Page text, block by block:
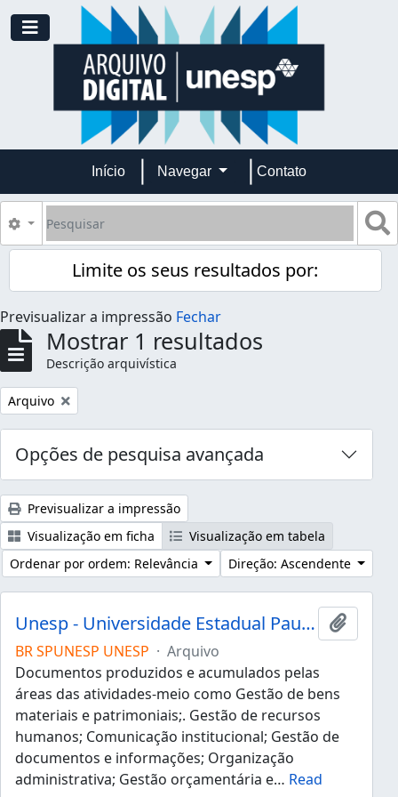
Skip to main content
Toggle navigation
Início Navegar Contato
Pesquisar
Opções de busca
Limite os seus resultados por:
Previsualizar a impressão Fechar
Mostrar 1 resultados
Descrição arquivística
Remover filtro:
Arquivo
Opções de pesquisa avançada
Previsualizar a impressão
Visualização em ficha
Visualização em tabela
Ordenar por ordem: Relevância
Direção: Ascendente
Unesp - Universidade Estadual Paulista "Júlio de Mesquita Filho"
BR SPUNESP UNESP · Arquivo
Documentos produzidos e acumulados pelas
áreas das atividades-meio como Gestão de bens
materiais e patrimoniais;. Gestão de recursos
humanos; Comunicação institucional; Gestão de
documentos e informações; Organização
administrativa; Gestão orçamentária e… Read